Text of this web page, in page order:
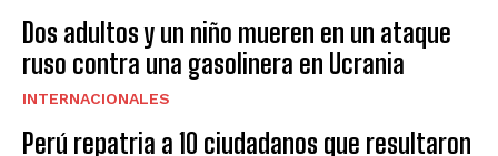
Dos adultos y un niño mueren en un ataque
ruso contra una gasolinera en Ucrania
INTERNACIONALES
Perú repatria a 10 ciudadanos que resultaron